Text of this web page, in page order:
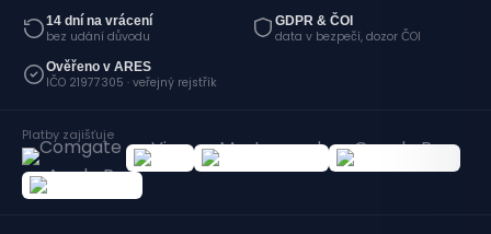
14 dní na vrácení
bez udání důvodu
GDPR & ČOI
data v bezpečí, dozor ČOI
Ověřeno v ARES
IČO 21977305 · veřejný rejstřík
Platby zajišťuje